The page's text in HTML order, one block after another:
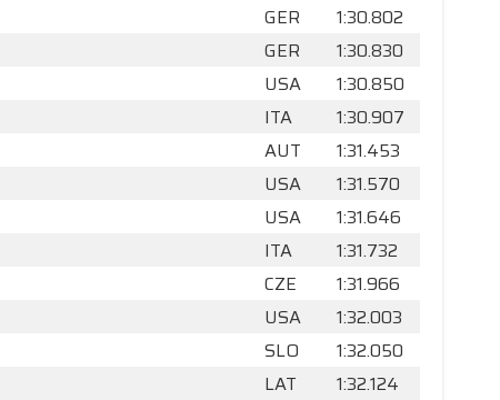
GER
1:30.802
GER
1:30.830
USA
1:30.850
ITA
1:30.907
AUT
1:31.453
USA
1:31.570
USA
1:31.646
ITA
1:31.732
CZE
1:31.966
USA
1:32.003
SLO
1:32.050
LAT
1:32.124